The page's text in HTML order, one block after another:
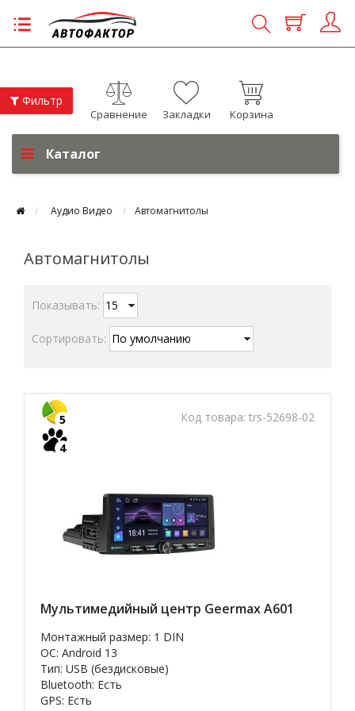
Сравнение Закладки Корзина
Каталог
Аудио Видео Автомагнитолы
Автомагнитолы
Показывать:
Сортировать:
Код товара: trs-52698-02
5
4
Мультимедийный центр Geermax A601
Монтажный размер: 1 DIN
OC: Android 13
Тип: USB (бездисковые)
Bluetooth: Есть
GPS: Есть
Фильтр